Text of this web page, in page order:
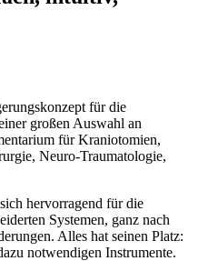
für die
großen Auswahl an
für Kraniotomien,
Neuro-Traumatologie,
hervorragend für die
Systemen, ganz nach
Alles hat seinen Platz:
notwendigen Instrumente.